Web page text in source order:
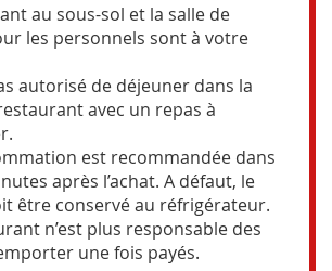
au sous-sol et la salle de
les personnels sont à votre
autorisé de déjeuner dans la
avec un repas à
est recommandée dans
après l’achat. A défaut, le
être conservé au réfrigérateur.
n’est plus responsable des
une fois payés.